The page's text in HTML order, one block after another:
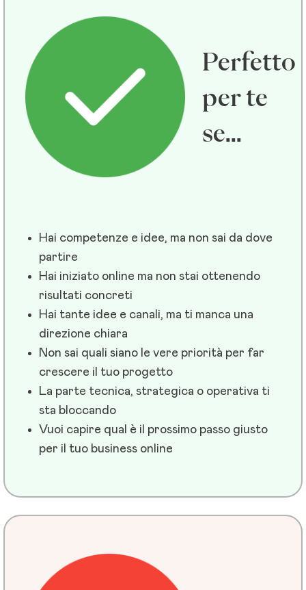
Perfetto
per te
se...
Hai competenze e idee, ma non sai da dove
partire
Hai iniziato online ma non stai ottenendo
risultati concreti
Hai tante idee e canali, ma ti manca una
direzione chiara
Non sai quali siano le vere priorità per far
crescere il tuo progetto
La parte tecnica, strategica o operativa ti
sta bloccando
Vuoi capire qual è il prossimo passo giusto
per il tuo business online